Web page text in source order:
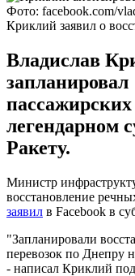
Фото: facebook.com/
Криклий заявил о
Владислав
легендарном
Ракету.
Министр
восстановление
заявил в Facebook в
"Запланировали
перевозок по Днепру
- написал Криклий